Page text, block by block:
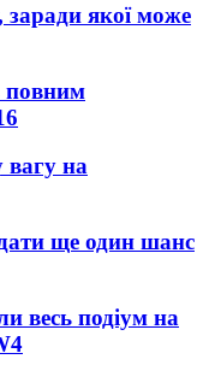
заради якої може
повним
вагу на
ще один шанс
весь подіум на
4